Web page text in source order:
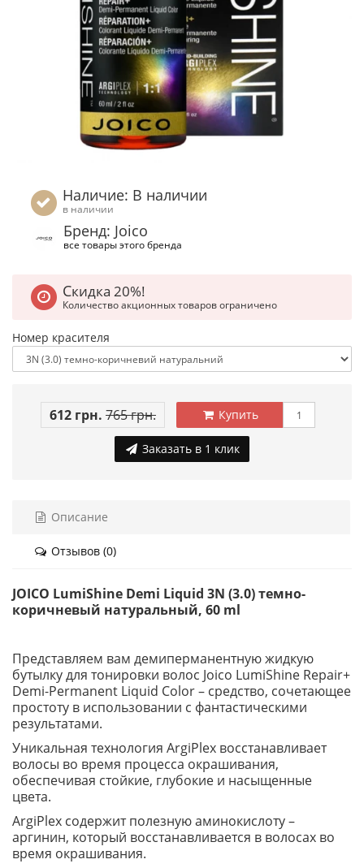
Наличие: В наличии
в наличии
Бренд: Joico
все товары этого бренда
Скидка 20%!
Количество акционных товаров ограничено
Номер красителя
612 грн. 765 грн. Купить
Заказать в 1 клик
Описание
Отзывов (0)
JOICO LumiShine Demi Liquid 3N (3.0) темно-
коричневый натуральный, 60 ml
Представляем вам демиперманентную жидкую
бутылку для тонировки волос Joico LumiShine Repair+
Demi-Permanent Liquid Color – средство, сочетающее
простоту в использовании с фантастическими
результатами.
Уникальная технология ArgiPlex восстанавливает
волосы во время процесса окрашивания,
обеспечивая стойкие, глубокие и насыщенные
цвета.
ArgiPlex содержит полезную аминокислоту –
аргинин, который восстанавливается в волосах во
время окрашивания.